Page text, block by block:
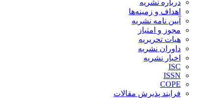
درباره نشریه
اهداف و زمینه‌ها
آیین نامه نشریه
مجوز و امتیاز
هیات تحریریه
داوران نشریه
اخبار نشریه
ISC
ISSN
COPE
فرایند پذیرش مقالات